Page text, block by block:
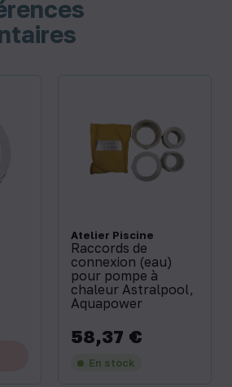
Atelier Piscine
Raccords de
connexion (eau)
pour pompe à
chaleur Astralpool,
Aquapower
Prix
58,37 €
En stock